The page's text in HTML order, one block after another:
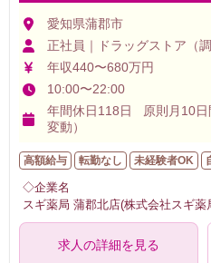
愛知県蒲郡市
正社員｜ドラッグストア（調
年収440〜680万円
10:00〜22:00
年間休日118日 原則月10日
変動）
高額給与 転勤なし 未経験者OK
◇企業名
スギ薬局 蒲郡北店(株式会社スギ薬
求人の詳細を見る